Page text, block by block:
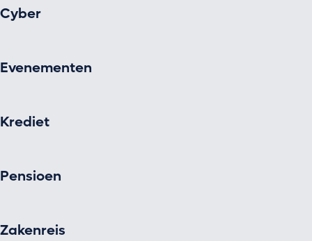
Cyber
Evenementen
Krediet
Pensioen
Zakenreis